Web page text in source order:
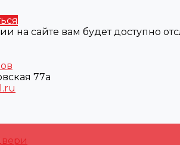
на сайте вам будет доступно
77а